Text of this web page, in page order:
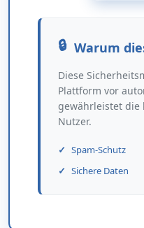
Warum
Diese
Plattform vor
gewährleistet die
Nutzer.
Spam-Schutz
Sichere Daten